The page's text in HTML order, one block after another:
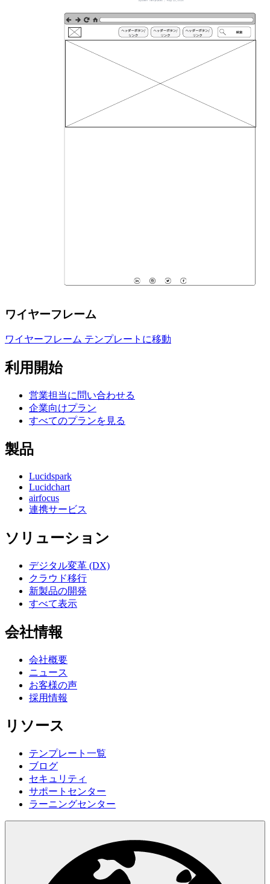
ワイヤーフレーム
ワイヤーフレーム テンプレートに移動
利用開始
営業担当に問い合わせる
企業向けプラン
すべてのプランを見る
製品
Lucidspark
Lucidchart
airfocus
連携サービス
ソリューション
デジタル変革 (DX)
クラウド移行
新製品の開発
すべて表示
会社情報
会社概要
ニュース
お客様の声
採用情報
リソース
テンプレート一覧
ブログ
セキュリティ
サポートセンター
ラーニングセンター